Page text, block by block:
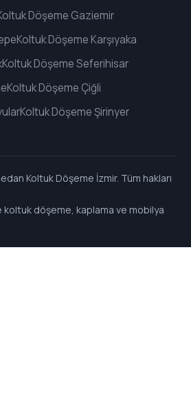
Döşeme Gaziemir
Koltuk Döşeme Karşıyaka
Koltuk Döşeme Seferihisar
Koltuk Döşeme Çiğli
Koltuk Döşeme Şirinyer
Koltuk Döşeme İzmir. Tüm hakları
döşeme, kaplama ve mobilya